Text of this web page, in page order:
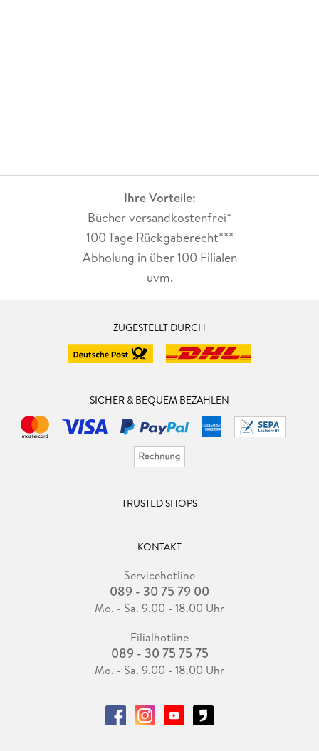
Ihre Vorteile:
Bücher versandkostenfrei*
100 Tage Rückgaberecht***
Abholung in über 100 Filialen
uvm.
ZUGESTELLT DURCH
SICHER & BEQUEM BEZAHLEN
TRUSTED SHOPS
KONTAKT
Servicehotline
089 - 30 75 79 00
Mo. - Sa. 9.00 - 18.00 Uhr
Filialhotline
089 - 30 75 75 75
Mo. - Sa. 9.00 - 18.00 Uhr